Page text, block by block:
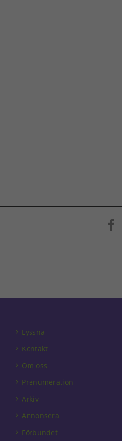
Lyssna
Kontakt
Om oss
Prenumeration
Arkiv
Annonsera
Förbundet